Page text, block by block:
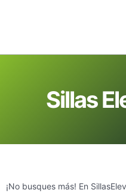
Sillas
¡No busques más! En